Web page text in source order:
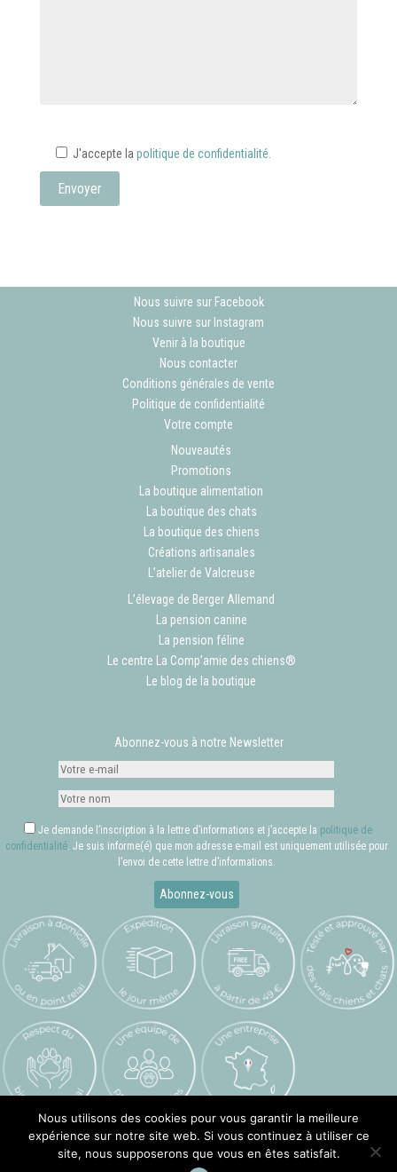
J'accepte la politique de confidentialité.
Nous suivre sur Facebook
Nous suivre sur Instagram
Venir à la boutique
Nous contacter
Conditions générales de vente
Politique de confidentialité
Votre compte
Nouveautés
Promotions
La boutique alimentation
La boutique des chats
La boutique des chiens
Créations artisanales
L’atelier de Valcreuse
L’élevage de Berger Allemand
La pension canine
La pension féline
Le centre La Comp’amie des chiens®
Le blog de la boutique
Abonnez-vous à notre Newsletter
Je demande l’inscription à la lettre d’informations et j’accepte la politique de
confidentialité. Je suis informe(é) que mon adresse e-mail est uniquement utilisée pour
l’envoi de cette lettre d’informations.
Valcreuse © 2026 –Mentions légales–Crédits
Nous utilisons des cookies pour vous garantir la meilleure
expérience sur notre site web. Si vous continuez à utiliser ce
site, nous supposerons que vous en êtes satisfait.